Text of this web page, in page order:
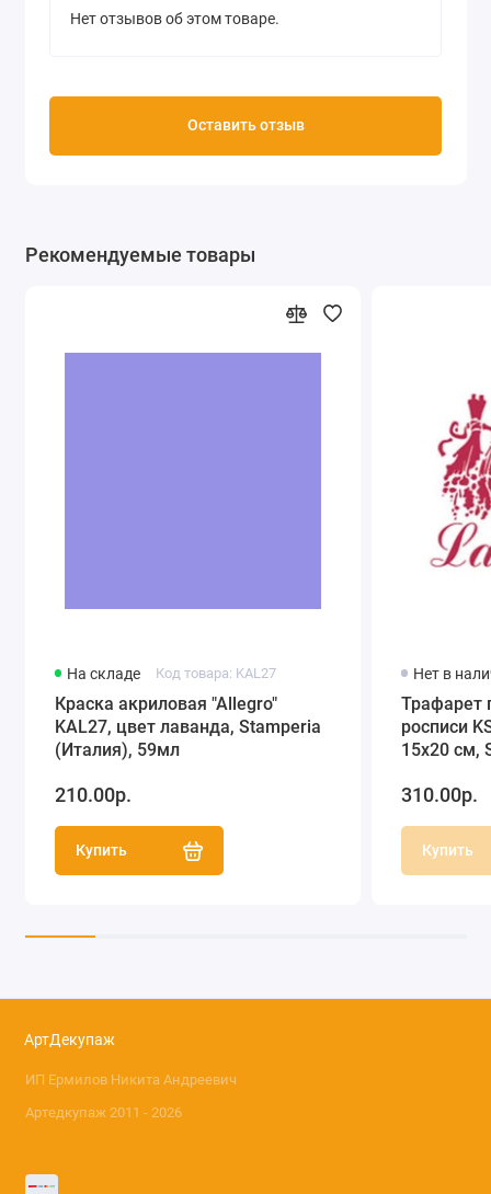
Нет отзывов об этом товаре.
Оставить отзыв
Рекомендуемые товары
На складе Код товара: KAL27
Краска акриловая "Allegro"
KAL27, цвет лаванда, Stamperia
(Италия), 59мл
210.00р.
Купить
Нет в
Трафарет
росписи
15х20 см,
310.00р.
Купить
АртДекупаж
ИП Ермилов Никита Андреевич
Артедкупаж 2011 - 2026